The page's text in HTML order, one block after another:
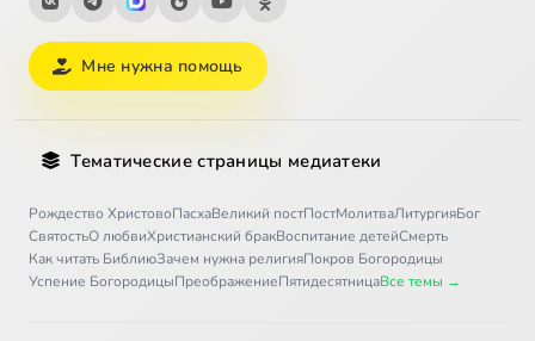
Мне нужна помощь
Тематические страницы медиатеки
Рождество ХристовоПасхаВеликий постПостМолитваЛитургияБог
СвятостьО любвиХристианский бракВоспитание детейСмерть
Как читать БиблиюЗачем нужна религияПокров Богородицы
Успение БогородицыПреображениеПятидесятницаВсе темы →